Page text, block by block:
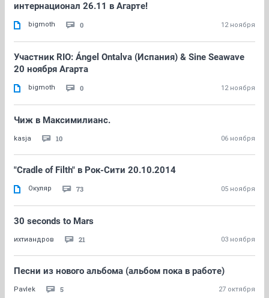
интернационал 26.11 в Агарте!
bigmoth 0 12 ноября
Участник RIO: Ángel Ontalva (Испания) & Sine Seawave
20 ноября Агарта
bigmoth 0 12 ноября
Чиж в Максимилианс.
kasja 10 06 ноября
"Cradle of Filth" в Рок-Сити 20.10.2014
Окуляр 73 05 ноября
30 seconds to Mars
ихтиандров 21 03 ноября
Песни из нового альбома (альбом пока в работе)
Pavlek 5 27 октября